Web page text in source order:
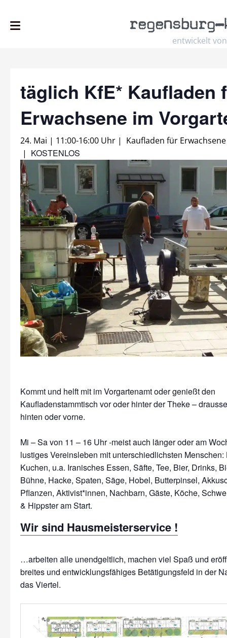
entwickelt von
regensburg–
täglich KfE* Kaufladen
Erwachsene im
24. Mai | 11:00-16:00 Uhr | Kaufladen für Erwachsene
| KOSTENLOS
Kommt und helft mit im Vorgartenamt oder genießt den
Kaufladenstammtisch vor oder hinter der Theke –
hinten oder vorne.
Mi – Sa von 11 – 16 Uhr -meist auch länger oder am
lustiges Vereinsleben mit unterschiedlichsten Menschen:
Kuchen, u.a. Iranisches Essen, Säfte, Tee, Bier, Drinks,
Bühne, Hacke, Spaten, Säge, Hobel, Butterpinsel,
Pflanzen, Aktivist*innen, Nachbarn, Gäste, Köche,
Wir sind Hausmeisterservice !
…arbeiten alle unendgeltlich, machen viel Spaß und
breites und entwicklungsfähiges Betätigungsfeld in der
das Viertel.